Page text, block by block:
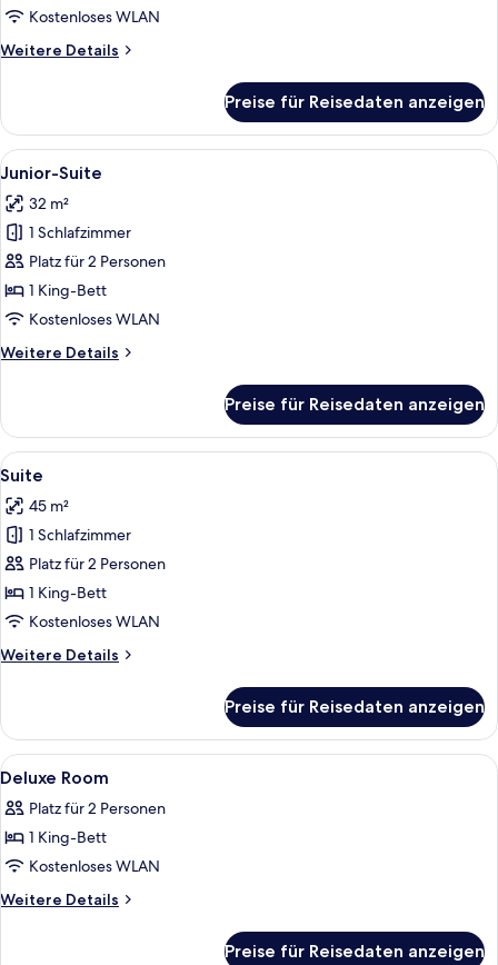
Kostenloses WLAN
Weitere Details
Weitere
Doppelzimmer
Preise für Reisedaten anzeigen
Alle
Fotos
für
Junior-
Suite
anzeigen
Ein Hotelzimmer mit zwei Betten,
5
Junior-Suite
32 m²
1 Schlafzimmer
Platz für 2 Personen
1 King-Bett
Kostenloses WLAN
Weitere Details
Weitere
Suite
Preise für Reisedaten anzeigen
Alle
Fotos
für
Suite
anzeigen
Ein modernes Hotelzimmer mit
9
Suite
45 m²
1 Schlafzimmer
Platz für 2 Personen
1 King-Bett
Kostenloses WLAN
Weitere Details
Weitere
Preise für Reisedaten anzeigen
Alle
Fotos
für
Deluxe
Room
anzeigen
Ein modernes Badezimmer mit
11
Deluxe Room
Platz für 2 Personen
1 King-Bett
Kostenloses WLAN
Weitere Details
Weitere
Preise für Reisedaten anzeigen